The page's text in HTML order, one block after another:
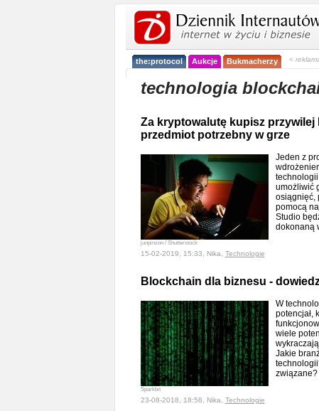
the:protocol Aukcje Bukmacherzy <
technologia
Za kryptowalutę kupisz przywilej
przedmiot potrzebny w grze
junpinzon / Shutterstock
Jeden z
technologii
umożliwić
osiągnięć,
pomocą
Studio
dokonaną
15-02-2019, 15:33, Nika, Technologie
Blockchain dla biznesu -
Sparkbit
W
potencjał,
wiele
Jakie
związane?
23-08-2018, 18:58, Nika, Technologie